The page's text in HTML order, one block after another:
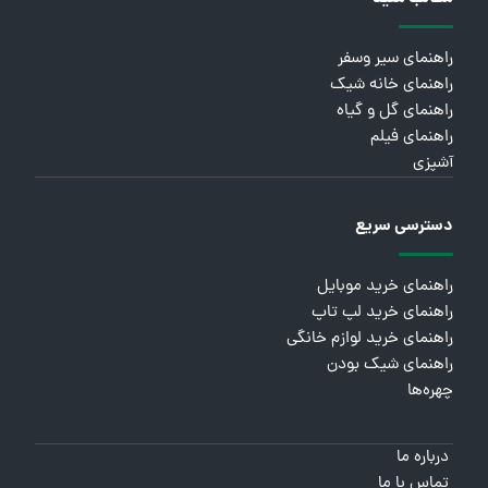
راهنمای سیر وسفر
راهنمای خانه شیک
راهنمای گل و گیاه
راهنمای فیلم
آشپزی
دسترسی سریع
راهنمای خرید موبایل
راهنمای خرید لپ تاپ
راهنمای خرید لوازم خانگی
راهنمای شیک بودن
چهره‌ها
درباره ما